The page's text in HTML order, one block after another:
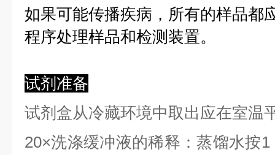
如果可能传播疾病，所有的样品都
程序处理样品和检测装置。
试剂准备
试剂盒从冷藏环境中取出应在室温
20×洗涤缓冲液的稀释：蒸馏水按